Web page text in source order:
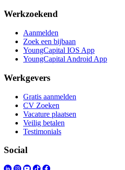
Werkzoekend
Aanmelden
Zoek een bijbaan
YoungCapital IOS App
YoungCapital Android App
Werkgevers
Gratis aanmelden
CV Zoeken
Vacature plaatsen
Veilig betalen
Testimonials
Social